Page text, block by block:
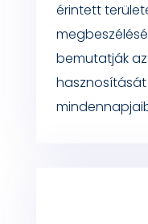
érintett
bemutatják